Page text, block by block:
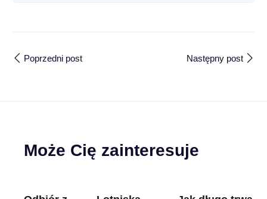
Poprzedni post Następny post
Może Cię zainteresuje